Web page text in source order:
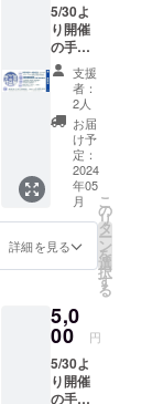
5/30よ
り開催
の手工
芸作品
展の入
場券
（1000
円）を
３枚お
送りさ
せて頂
きま
す。是
非お誘
いあわ
せの
来場く
ださ
い。
（入場
券 有
支援
者：
2人
お届
け予
定：
2024
年05
月
詳細を見る
こ
の
リ
タ
ー
ン
を
選
択
す
る
5,0
00 円
5/30よ
り開催
の手工